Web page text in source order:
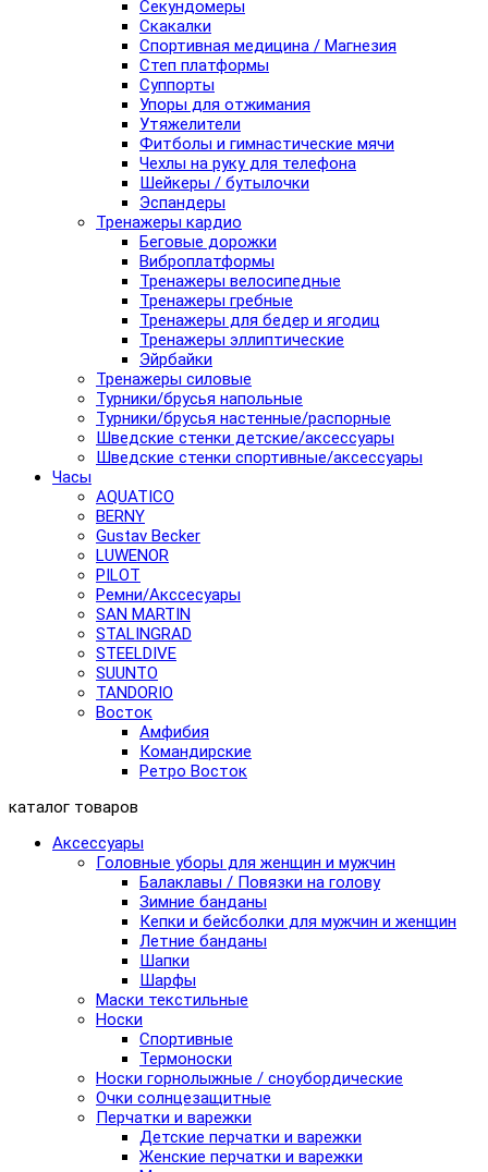
Секундомеры
Скакалки
Спортивная медицина / Магнезия
Степ платформы
Суппорты
Упоры для отжимания
Утяжелители
Фитболы и гимнастические мячи
Чехлы на руку для телефона
Шейкеры / бутылочки
Эспандеры
Тренажеры кардио
Беговые дорожки
Виброплатформы
Тренажеры велосипедные
Тренажеры гребные
Тренажеры для бедер и ягодиц
Тренажеры эллиптические
Эйрбайки
Тренажеры силовые
Турники/брусья напольные
Турники/брусья настенные/распорные
Шведские стенки детские/аксессуары
Шведские стенки спортивные/аксессуары
Часы
AQUATICO
BERNY
Gustav Becker
LUWENOR
PILOT
Pемни/Акссесуары
SAN MARTIN
STALINGRAD
STEELDIVE
SUUNTO
TANDORIO
Восток
Амфибия
Командирские
Ретро Восток
каталог товаров
Аксессуары
Головные уборы для женщин и мужчин
Балаклавы / Повязки на голову
Зимние банданы
Кепки и бейсболки для мужчин и женщин
Летние банданы
Шапки
Шарфы
Маски текстильные
Носки
Спортивные
Термоноски
Носки горнолыжные / сноубордические
Очки солнцезащитные
Перчатки и варежки
Детские перчатки и варежки
Женские перчатки и варежки